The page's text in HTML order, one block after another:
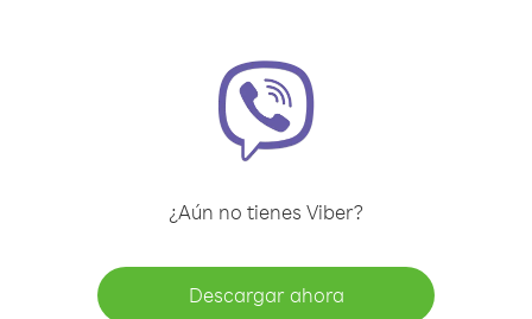
¿Aún no tienes Viber?
Descargar ahora